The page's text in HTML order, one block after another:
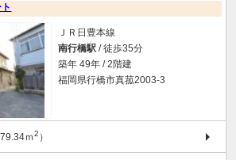
ＪＲ日豊本線
南行橋駅 / 徒歩35分
築年 49年 / 2階建
福岡県行橋市真菰2003-3
ｍ2 ）